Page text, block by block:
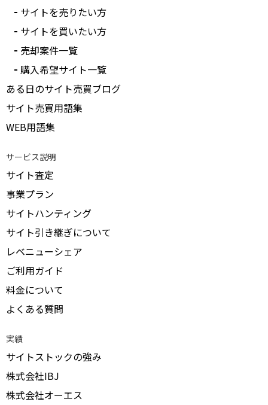
サイトを売りたい方
サイトを買いたい方
売却案件一覧
購入希望サイト一覧
ある日のサイト売買ブログ
サイト売買用語集
WEB用語集
サービス説明
サイト査定
事業プラン
サイトハンティング
サイト引き継ぎについて
レベニューシェア
ご利用ガイド
料金について
よくある質問
実績
サイトストックの強み
株式会社IBJ
株式会社オーエス